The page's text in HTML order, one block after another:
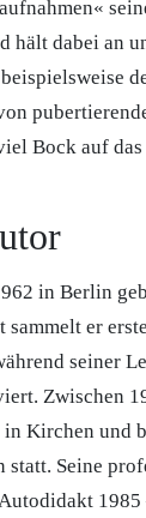
hält dabei an
Bock auf
in Berlin
sammelt er
seiner
Zwischen
Kirchen und
statt. Seine